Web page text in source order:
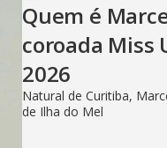
Quem é
coroada Miss
2026
Natural de Curitiba,
de Ilha do Mel